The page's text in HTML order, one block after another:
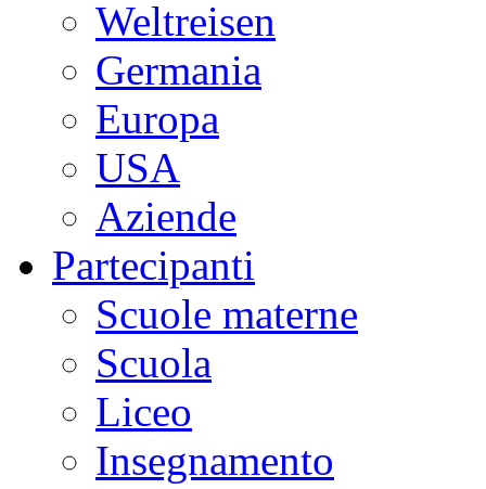
Weltreisen
Germania
Europa
USA
Aziende
Partecipanti
Scuole materne
Scuola
Liceo
Insegnamento